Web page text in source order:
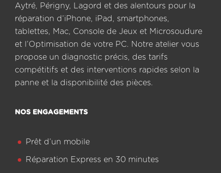
Aytré, Périgny, Lagord et des alentours pour la
réparation d’iPhone, iPad, smartphones,
tablettes, Mac, Console de Jeux et Microsoudure
et l’Optimisation de votre PC. Notre atelier vous
propose un diagnostic précis, des tarifs
compétitifs et des interventions rapides selon la
panne et la disponibilité des pièces.
NOS ENGAGEMENTS
Prêt d’un mobile
Réparation Express en 30 minutes